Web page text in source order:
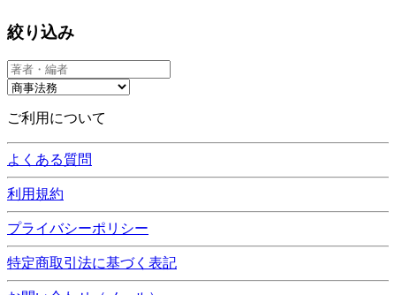
絞り込み
ご利用について
よくある質問
利用規約
プライバシーポリシー
特定商取引法に基づく表記